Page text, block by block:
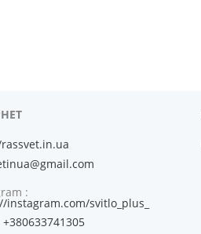
instagram.com/svitlo_plus_
+380633741305